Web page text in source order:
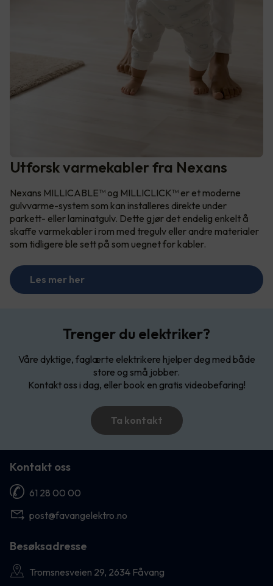
Utforsk varmekabler fra Nexans
Nexans MILLICABLE™ og MILLICLICK™ er et moderne
gulvvarme-system som kan installeres direkte under
parkett- eller laminatgulv. Dette gjør det endelig enkelt å
skaffe varmekabler i rom med tregulv eller andre materialer
som tidligere ble sett på som uegnet for kabler.
Les mer her
Trenger du elektriker?
Våre dyktige, faglærte elektrikere hjelper deg med både
store og små jobber.
Kontakt oss i dag, eller book en gratis videobefaring!
Ta kontakt
Kontakt oss
61 28 00 00
post@favangelektro.no
Besøksadresse
Tromsnesveien 29, 2634 Fåvang